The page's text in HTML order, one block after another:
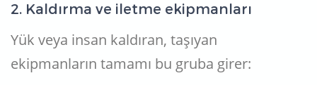
2. Kaldırma ve iletme ekipmanları
Yük veya insan kaldıran, taşıyan
ekipmanların tamamı bu gruba girer: